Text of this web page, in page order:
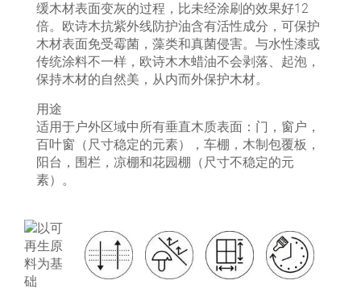
缓木材表面变灰的过程，比未经涂刷的效果好12
倍。欧诗木抗紫外线防护油含有活性成分，可保护
木材表面免受霉菌，藻类和真菌侵害。与水性漆或
传统涂料不一样，欧诗木木蜡油不会剥落、起泡，
保持木材的自然美，从内而外保护木材。
用途
适用于户外区域中所有垂直木质表面：门，窗户，
百叶窗（尺寸稳定的元素），车棚，木制包覆板，
阳台，围栏，凉棚和花园棚（尺寸不稳定的元
素）。